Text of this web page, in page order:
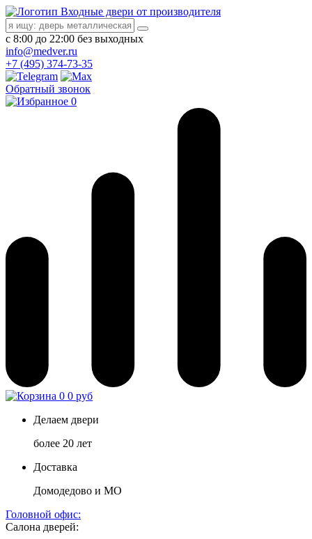
Входные двери от производителя
с 8:00 до 22:00 без выходных
info@medver.ru
+7 (495) 374-73-35
Обратный звонок
0
0 0 руб
Делаем двери
более 20 лет
Доставка
Домодедово и МО
Головной офис:
Салона дверей: